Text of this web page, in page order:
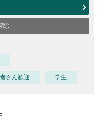
除
さん歓迎 学生